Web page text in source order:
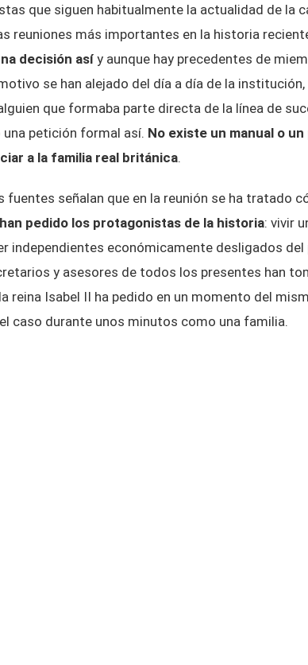
que siguen habitualmente la actualidad de la
reuniones más importantes en la historia
decisión así y aunque hay precedentes de
se han alejado del día a día de la
que formaba parte directa de la línea de
una petición formal así. No existe un manual o
a la familia real británica.
fuentes señalan que en la reunión se ha tratado
pedido los protagonistas de la historia: vivir
independientes económicamente desligados del
y asesores de todos los presentes han
reina Isabel II ha pedido en un momento del
caso durante unos minutos como una familia.